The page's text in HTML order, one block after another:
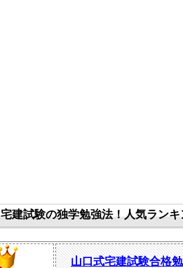
宅建試験の独学勉強法！人気ランキ
山口式宅建試験合格